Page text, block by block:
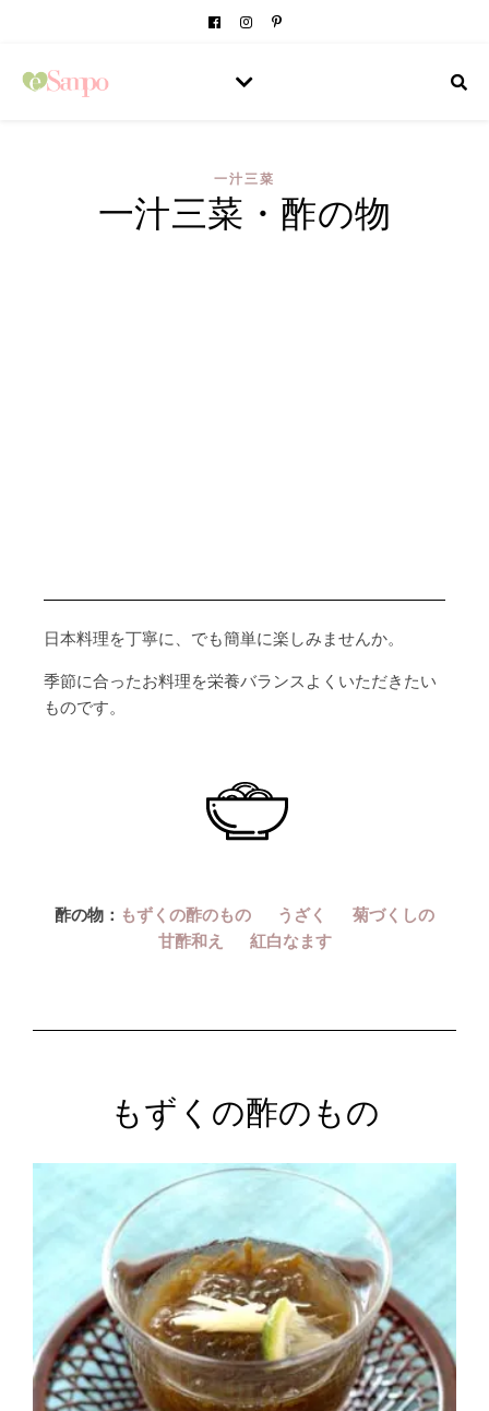
一汁三菜
一汁三菜・酢の物
日本料理を丁寧に、でも簡単に楽しみませんか。
季節に合ったお料理を栄養バランスよくいただきたい
ものです。
酢の物： もずくの酢のもの うざく
菊づくしの
甘酢和え
紅白なます
もずくの酢のもの